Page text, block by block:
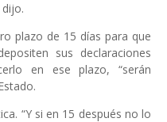
plazo de 15 días para que
sus declaraciones
en ese plazo, “serán
“Y si en 15 después no lo